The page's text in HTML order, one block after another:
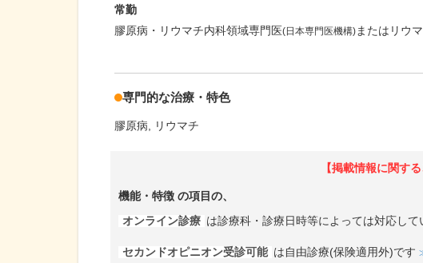
常勤
膠原病・リウマチ内科領域専門医(日本専門医機構) またはリウ
専門的な治療・特色
膠原病 リウマチ
【掲載情報に関する
機能・特徴 の項目の、
オンライン診療 は診療科・診療日時等によっては対応し
セカンドオピニオン受診可能 は自由診療(保険適用外)です